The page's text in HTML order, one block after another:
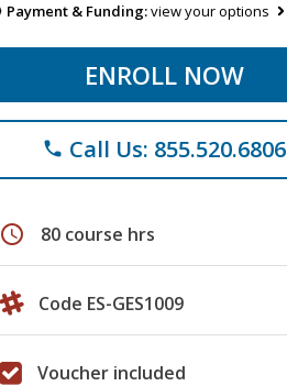
Payment & Funding:view your options
ENROLL NOW
phone Call Us: 855.520.6806
schedule 80 course hrs
Code ES-GES1009
Voucher included